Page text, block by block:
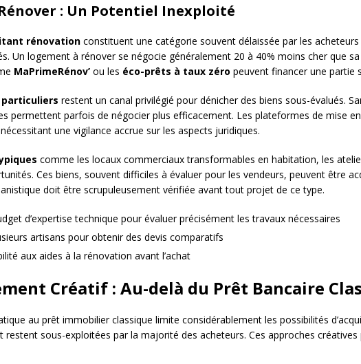
: Un Potentiel Inexploité
rénovation constituent une catégorie souvent délaissée par les
Un logement à rénover se négocie généralement 20 à 40% moins cher que
MaPrimeRénov’ ou les éco-prêts à taux zéro peuvent financer une partie
restent un canal privilégié pour dénicher des biens sous-évalués.
permettent parfois de négocier plus efficacement. Les plateformes de mise
une vigilance accrue sur les aspects juridiques.
comme les locaux commerciaux transformables en habitation, les
Ces biens, souvent difficiles à évaluer pour les vendeurs, peuvent être
doit être scrupuleusement vérifiée avant tout projet de ce type.
d’expertise technique pour évaluer précisément les travaux nécessaires
artisans pour obtenir des devis comparatifs
aux aides à la rénovation avant l’achat
Créatif : Au-delà du Prêt Bancaire
au prêt immobilier classique limite considérablement les possibilités
restent sous-exploitées par la majorité des acheteurs. Ces approches